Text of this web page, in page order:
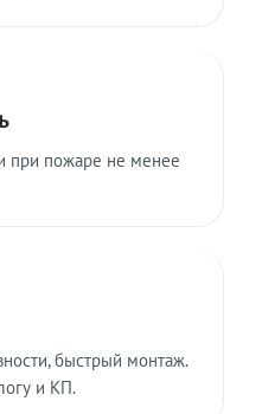
при пожаре не менее
быстрый монтаж.
и КП.